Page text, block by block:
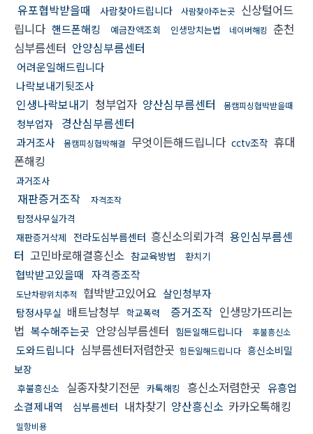
유포협박받을때 사람찾아드립니다 사람찾아주는곳 신상털어드
립니다 핸드폰해킹 예금잔액조회 인생망치는법 네이버해킹 춘천
심부름센터 안양심부름센터
어려운일해드립니다
나락보내기뒷조사
인생나락보내기 청부업자 양산심부름센터 몸캠피싱협박받을때
청부업자 경산심부름센터
과거조사 몸캠피싱협박해결 무엇이든해드립니다 cctv조작 휴대
폰해킹
과거조사
재판증거조작 자격조작
탐정사무실가격
재판증거삭제
전라도심부름센터 흥신소의뢰가격 용인심부름센
터 고민바로해결흥신소 참교육방법 환치기
협박받고있을때 자격증조작
도난차량위치추적 협박받고있어요 살인청부자
탐정사무실 배트남청부 학교폭력 증거조작 인생망가뜨리는
법 복수해주는곳 안양심부름센터 힘든일해드립니다 후불흥신소
도와드립니다 심부름센터저렴한곳 힘든일해드립니다 흥신소비밀
보장
후불흥신소 실종자찾기전문 카톡해킹 흥신소저렴한곳 유흥업
소결제내역
심부름센터 내차찾기 양산흥신소 카카오톡해킹
밀항비용